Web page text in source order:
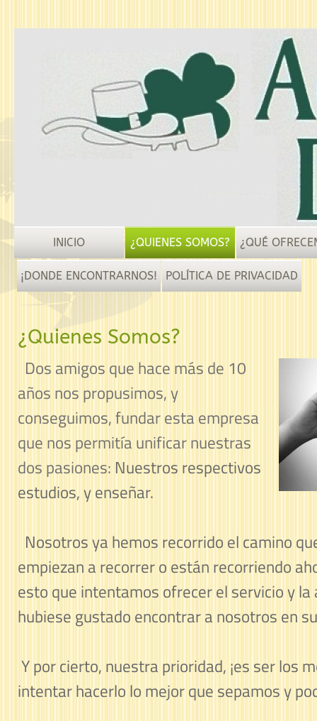
INICIO ¿QUIENES SOMOS? ¿QUÉ
¡DONDE ENCONTRARNOS! POLÍTICA DE PRIVACIDAD
¿Quienes Somos?
Dos amigos que hace más de 10
años nos propusimos, y
conseguimos, fundar esta empresa
que nos permitía unificar nuestras
dos pasiones: Nuestros respectivos
estudios, y enseñar.
Nosotros ya hemos recorrido el camino
empiezan a recorrer o están recorriendo
esto que intentamos ofrecer el servicio y la
hubiese gustado encontrar a nosotros en
Y por cierto, nuestra prioridad, ¡es ser los
intentar hacerlo lo mejor que sepamos y